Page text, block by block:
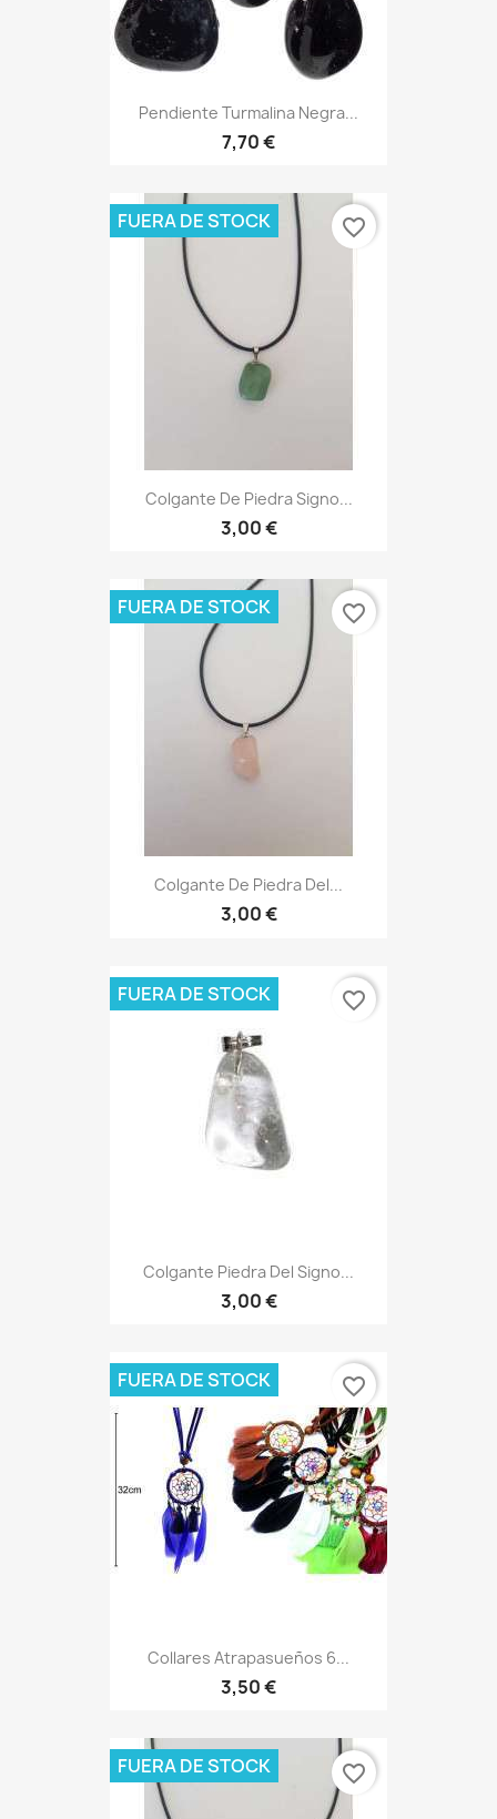
Pendiente Turmalina Negra...
7,70 €
Colgante De Piedra Signo...
3,00 €
FUERA DE STOCK favorite_border
Colgante De Piedra Del...
3,00 €
FUERA DE STOCK favorite_border
Colgante Piedra Del Signo...
3,00 €
FUERA DE STOCK favorite_border
Collares Atrapasueños 6...
3,50 €
FUERA DE STOCK favorite_border
FUERA DE STOCK favorite_border